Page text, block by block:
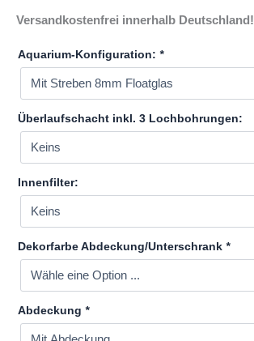
Versandkostenfrei innerhalb Deutschland!
Aquarium-Konfiguration: *
Überlaufschacht inkl. 3 Lochbohrungen:
Innenfilter:
Dekorfarbe Abdeckung/Unterschrank *
Abdeckung *